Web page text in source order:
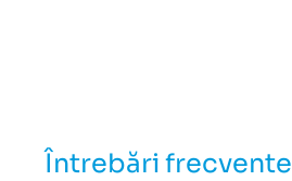
Întrebări frecvente